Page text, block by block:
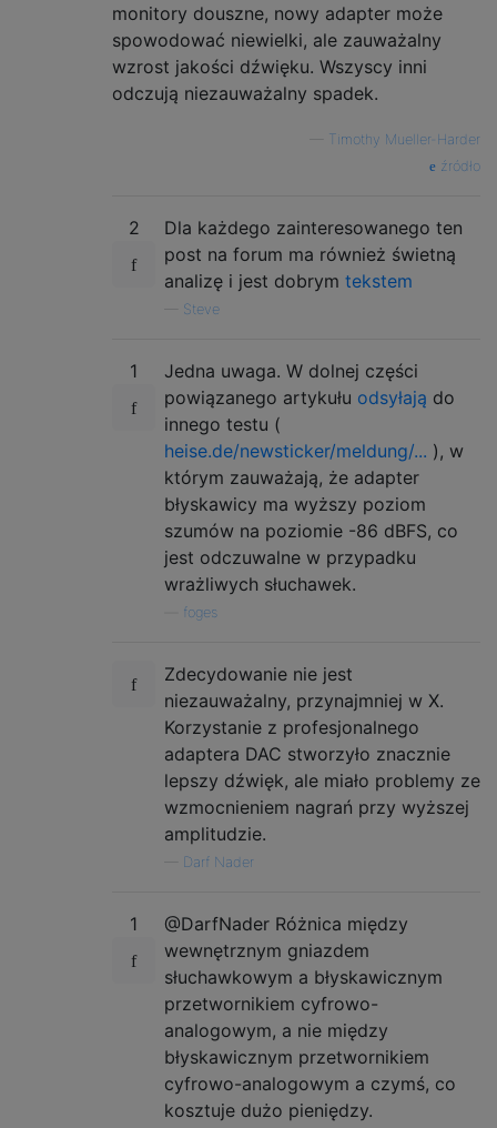
monitory douszne, nowy adapter może
spowodować niewielki, ale zauważalny
wzrost jakości dźwięku. Wszyscy inni
odczują niezauważalny spadek.
Timothy Mueller-Harder
źródło
2
Dla każdego zainteresowanego ten
post na forum ma również świetną
analizę i jest dobrym tekstem
Steve
1
Jedna uwaga. W dolnej części
powiązanego artykułu odsyłają do
innego testu (
heise.de/newsticker/meldung/... ), w
którym zauważają, że adapter
błyskawicy ma wyższy poziom
szumów na poziomie -86 dBFS, co
jest odczuwalne w przypadku
wrażliwych słuchawek.
foges
Zdecydowanie nie jest
niezauważalny, przynajmniej w X.
Korzystanie z profesjonalnego
adaptera DAC stworzyło znacznie
lepszy dźwięk, ale miało problemy ze
wzmocnieniem nagrań przy wyższej
amplitudzie.
Darf Nader
1
@DarfNader Różnica między
wewnętrznym gniazdem
słuchawkowym a błyskawicznym
przetwornikiem cyfrowo-
analogowym, a nie między
błyskawicznym przetwornikiem
cyfrowo-analogowym a czymś, co
kosztuje dużo pieniędzy.